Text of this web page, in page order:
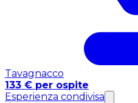
Tavagnacco
133 € per ospite
Esperienza condivisa